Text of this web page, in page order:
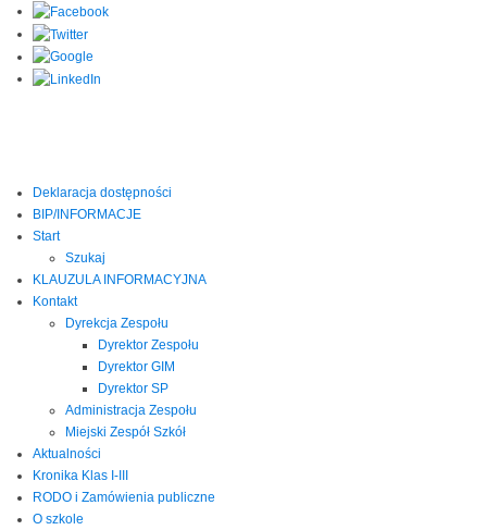
Deklaracja dostępności
BIP/INFORMACJE
Start
Szukaj
KLAUZULA INFORMACYJNA
Kontakt
Dyrekcja Zespołu
Dyrektor Zespołu
Dyrektor GIM
Dyrektor SP
Administracja Zespołu
Miejski Zespół Szkół
Aktualności
Kronika Klas I-III
RODO i Zamówienia publiczne
O szkole